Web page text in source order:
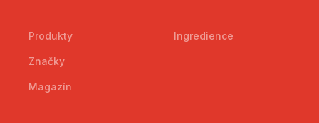
Produkty
Značky
Magazín
Ingredience